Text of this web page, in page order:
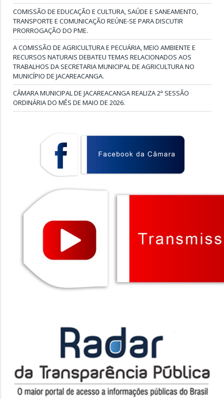
COMISSÃO DE EDUCAÇÃO E CULTURA, SAÚDE E SANEAMENTO,
TRANSPORTE E COMUNICAÇÃO REÚNE-SE PARA DISCUTIR
PRORROGAÇÃO DO PME.
A COMISSÃO DE AGRICULTURA E PECUÁRIA, MEIO AMBIENTE E
RECURSOS NATURAIS DEBATEU TEMAS RELACIONADOS AOS
TRABALHOS DA SECRETARIA MUNICIPAL DE AGRICULTURA NO
MUNICÍPIO DE JACAREACANGA.
CÂMARA MUNICIPAL DE JACAREACANGA REALIZA 2ª SESSÃO
ORDINÁRIA DO MÊS DE MAIO DE 2026.